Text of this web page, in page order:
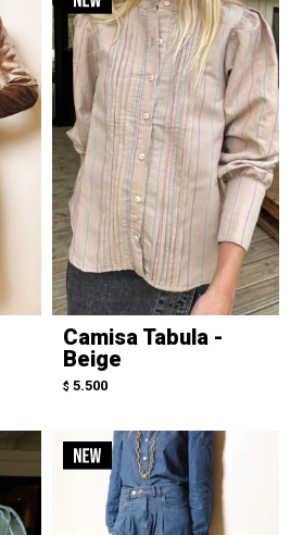
Camisa Tabula -
Beige
$ 5.500